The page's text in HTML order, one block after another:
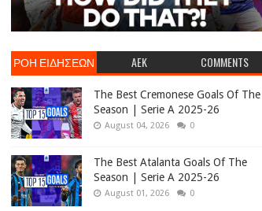
ΡΟΗ ΕΙΔΗΣΕΩΝ AEK COMMENTS
The Best Cremonese Goals Of The
Season | Serie A 2025-26
August 04, 2026 0
The Best Atalanta Goals Of The
Season | Serie A 2025-26
August 01, 2026 0